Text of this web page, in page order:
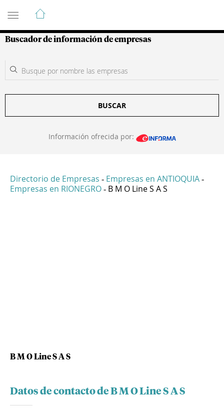
Guía de Empresas Colombianas
Buscador de información de empresas
BUSCAR
Información ofrecida por:
Directorio de Empresas - Empresas en ANTIOQUIA -
Empresas en RIONEGRO - B M O Line S A S
B M O Line S A S
Datos de contacto de B M O Line S A S